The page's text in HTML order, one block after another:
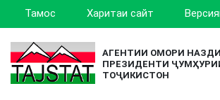
Тамос Харитаи сайт
АГЕНТИИ ОМОРИ НАЗДИ
ПРЕЗИДЕНТИ
ТОҶИКИСТОН